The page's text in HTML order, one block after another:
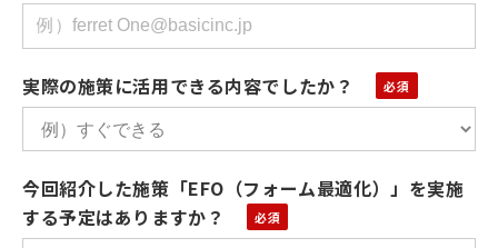
実際の施策に活用できる内容でしたか？
今回紹介した施策「EFO（フォーム最適化）」を実施
する予定はありますか？